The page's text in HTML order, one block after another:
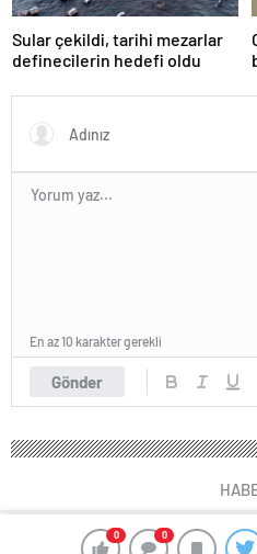
0 0
Sular çekildi, tarihi mezarlar
definecilerin hedefi oldu
Gönder
En az 10 karakter gerekli